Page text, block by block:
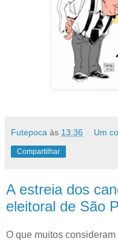
Futepoca às 13:36 Um
Compartilhar
A estreia dos
eleitoral de São
O que muitos